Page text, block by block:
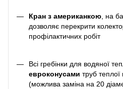
Кран з американкою , на
дозволяє перекрити
профілактичних робіт
Всі гребінки для водяної
евроконусами труб теплої
(можлива заміна на 20